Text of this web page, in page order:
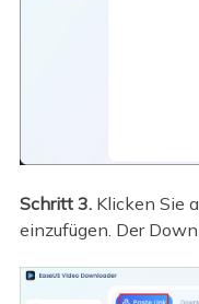
Schritt 3.Klicken Sie
einzufügen. Der